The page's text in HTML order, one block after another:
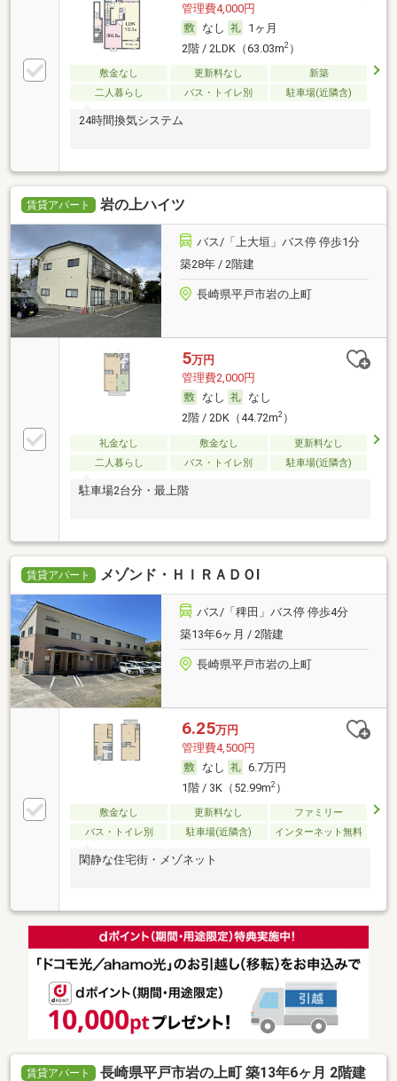
管理費4,000円
なし
1ヶ月
2階 / 2LDK（63.03m2）
敷金なし 更新料なし
新築
二人暮らし
バス・トイレ別 駐車場(近隣含)
24時間換気システム
賃貸アパート 岩の上ハイツ
バス/「上大垣」バス停 停歩1分
築28年 / 2階建
長崎県平戸市岩の上町
5万円
管理費2,000円
なし
なし
2階 / 2DK（44.72m2）
礼金なし 敷金なし
更新料なし
二人暮らし
バス・トイレ別 駐車場(近隣含)
駐車場2台分・最上階
賃貸アパート メゾンド・ＨＩＲＡＤＯⅠ
バス/「稗田」バス停 停歩4分
築13年6ヶ月 / 2階建
長崎県平戸市岩の上町
6.25万円
管理費4,500円
なし
6.7万円
1階 / 3K（52.99m2）
敷金なし 更新料なし
ファミリー
バス・トイレ別
駐車場(近隣含) インターネット無料
閑静な住宅街・メゾネット
賃貸アパート 長崎県平戸市岩の上町 築13年6ヶ月 2階建